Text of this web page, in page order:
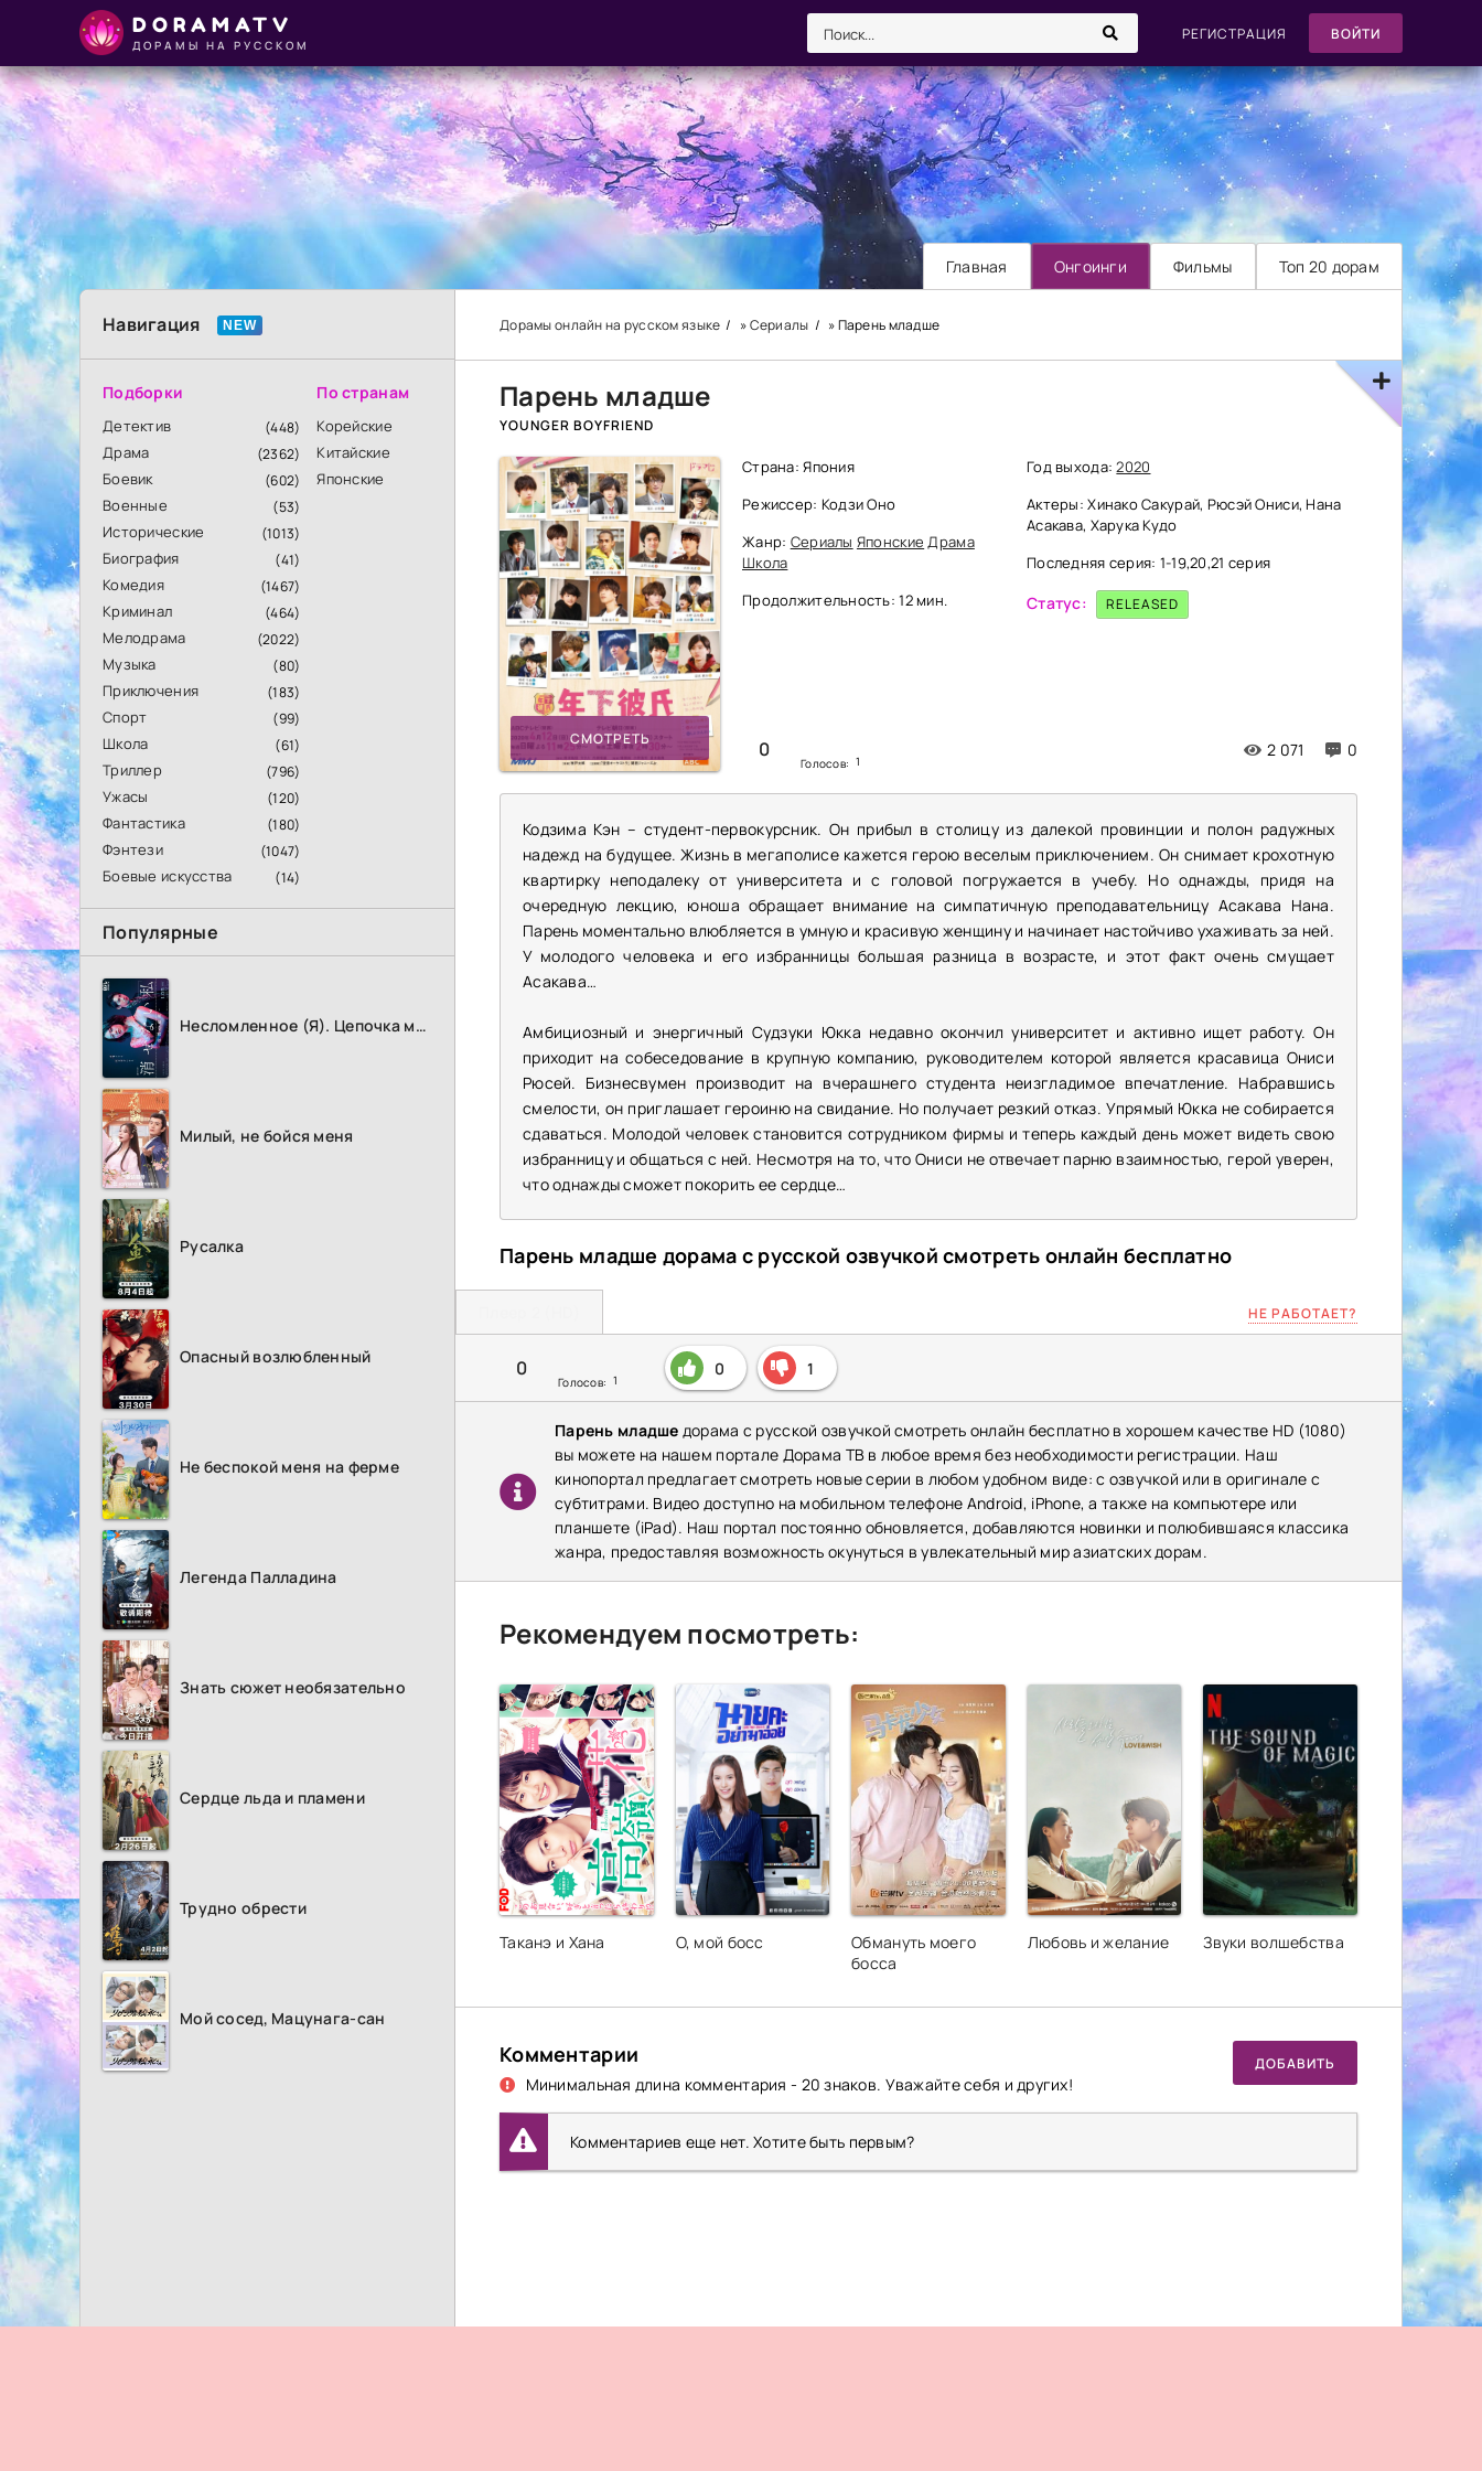
DORAMATV
ДОРАМЫ НА РУССКОМ
РЕГИСТРАЦИЯ ВОЙТИ
Главная Онгоинги Фильмы Топ 20 дорам
Навигация
Подборки
Детектив (448)
Драма (2362)
Боевик (602)
Военные (53)
Исторические (1013)
Биография (41)
Комедия (1467)
Криминал (464)
Мелодрама (2022)
Музыка (80)
Приключения (183)
Спорт (99)
Школа (61)
Триллер (796)
Ужасы (120)
Фантастика (180)
Фэнтези (1047)
Боевые искусства (14)
По странам
Корейские
Китайские
Японские
Популярные
Несломленное (Я). Цепочка мести
Милый, не бойся меня
Русалка
Опасный возлюбленный
Не беспокой меня на ферме
Легенда Палладина
Знать сюжет необязательно
Сердце льда и пламени
Трудно обрести
Мой сосед, Мацунага-сан
Дорамы онлайн на русском языке »Сериалы » Парень младше
Парень младше
YOUNGER BOYFRIEND
СМОТРЕТЬ
Страна: Япония
Режиссер: Кодзи Оно
Жанр: Сериалы Японские Драма
Школа
Продолжительность: 12 мин.
0
Голосов: 1
2 071 0
Год выхода:2020
Актеры: Хинако Сакурай, Рюсэй Ониси, Нана
Асакава, Харука Кудо
Последняя серия: 1-19,20,21 серия
Статус: RELEASED
Кодзима Кэн – студент-первокурсник. Он прибыл в столицу из далекой провинции и полон радужных
надежд на будущее. Жизнь в мегаполисе кажется герою веселым приключением. Он снимает крохотную
квартирку неподалеку от университета и с головой погружается в учебу. Но однажды, придя на
очередную лекцию, юноша обращает внимание на симпатичную преподавательницу Асакава Нана.
Парень моментально влюбляется в умную и красивую женщину и начинает настойчиво ухаживать за ней.
У молодого человека и его избранницы большая разница в возрасте, и этот факт очень смущает
Асакава…
Амбициозный и энергичный Судзуки Юкка недавно окончил университет и активно ищет работу. Он
приходит на собеседование в крупную компанию, руководителем которой является красавица Ониси
Рюсей. Бизнесвумен производит на вчерашнего студента неизгладимое впечатление. Набравшись
смелости, он приглашает героиню на свидание. Но получает резкий отказ. Упрямый Юкка не собирается
сдаваться. Молодой человек становится сотрудником фирмы и теперь каждый день может видеть свою
избранницу и общаться с ней. Несмотря на то, что Ониси не отвечает парню взаимностью, герой уверен,
что однажды сможет покорить ее сердце…
Парень младше дорама с русской озвучкой смотреть онлайн бесплатно
НЕ РАБОТАЕТ?
0
Голосов: 1
0 1
Парень младше дорама с русской озвучкой смотреть онлайн бесплатно в хорошем качестве HD (1080)
вы можете на нашем портале Дорама ТВ в любое время без необходимости регистрации. Наш
кинопортал предлагает смотреть новые серии в любом удобном виде: с озвучкой или в оригинале с
субтитрами. Видео доступно на мобильном телефоне Android, iPhone, а также на компьютере или
планшете (iPad). Наш портал постоянно обновляется, добавляются новинки и полюбившаяся классика
жанра, предоставляя возможность окунуться в увлекательный мир азиатских дорам.
Рекомендуем посмотреть:
Таканэ и Хана О, мой босс
Обмануть моего
босса
Любовь и желание Звуки волшебства
Комментарии
Минимальная длина комментария - 20 знаков. Уважайте себя и других!
ДОБАВИТЬ
Комментариев еще нет. Хотите быть первым?